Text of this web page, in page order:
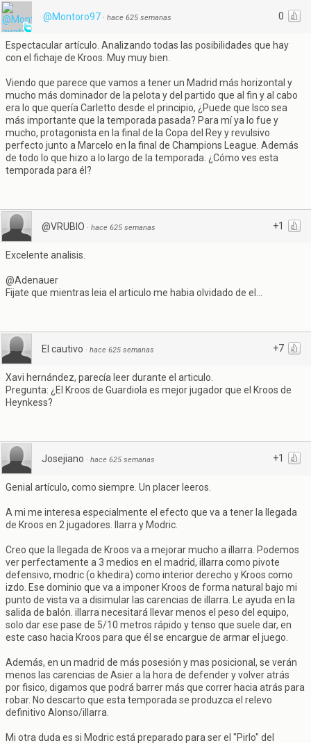
0
@Montoro97 · hace 625 semanas
Espectacular artículo. Analizando todas las posibilidades que hay
con el fichaje de Kroos. Muy muy bien.
Viendo que parece que vamos a tener un Madrid más horizontal y
mucho más dominador de la pelota y del partido que al fin y al cabo
era lo que quería Carletto desde el principio, ¿Puede que Isco sea
más importante que la temporada pasada? Para mí ya lo fue y
mucho, protagonista en la final de la Copa del Rey y revulsivo
perfecto junto a Marcelo en la final de Champions League. Además
de todo lo que hizo a lo largo de la temporada. ¿Cómo ves esta
temporada para él?
+1
@VRUBIO · hace 625 semanas
Excelente analisis.
@Adenauer
Fijate que mientras leia el articulo me habia olvidado de el...
+7
El cautivo · hace 625 semanas
Xavi hernández, parecía leer durante el articulo.
Pregunta: ¿El Kroos de Guardiola es mejor jugador que el Kroos de
Heynkess?
+1
Josejiano · hace 625 semanas
Genial artículo, como siempre. Un placer leeros.
A mi me interesa especialmente el efecto que va a tener la llegada
de Kroos en 2 jugadores. Ilarra y Modric.
Creo que la llegada de Kroos va a mejorar mucho a illarra. Podemos
ver perfectamente a 3 medios en el madrid, illarra como pivote
defensivo, modric (o khedira) como interior derecho y Kroos como
izdo. Ese dominio que va a imponer Kroos de forma natural bajo mi
punto de vista va a disimular las carencias de illarra. Le ayuda en la
salida de balón. illarra necesitará llevar menos el peso del equipo,
solo dar ese pase de 5/10 metros rápido y tenso que suele dar, en
este caso hacia Kroos para que él se encargue de armar el juego.
Además, en un madrid de más posesión y mas posicional, se verán
menos las carencias de Asier a la hora de defender y volver atrás
por fisico, digamos que podrá barrer más que correr hacia atrás para
robar. No descarto que esta temporada se produzca el relevo
definitivo Alonso/illarra.
Mi otra duda es si Modric está preparado para ser el "Pirlo" del